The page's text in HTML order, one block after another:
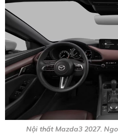
Nội thất Mazda3 2027.